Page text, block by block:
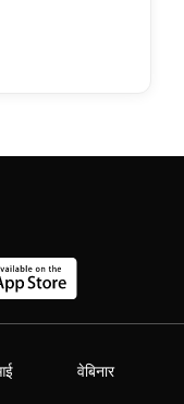
वेबिनार